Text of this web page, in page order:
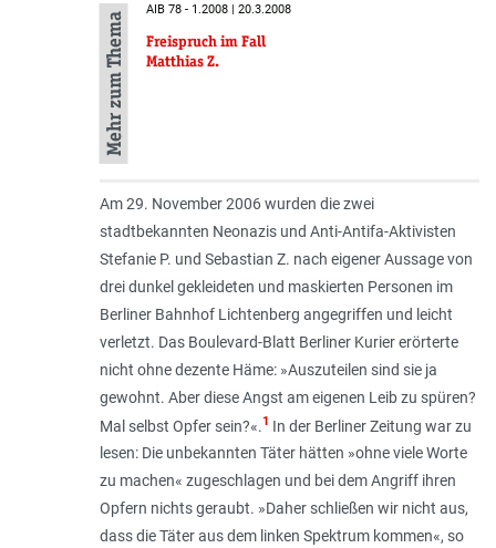
Mehr zum Thema
AIB 78 - 1.2008 | 20.3.2008
Freispruch im Fall
Matthias Z.
Am 29. November 2006 wurden die zwei
stadtbekannten Neonazis und Anti-Antifa-Aktivisten
Stefanie P. und Sebastian Z. nach eigener Aussage von
drei dunkel gekleideten und maskierten Personen im
Berliner Bahnhof Lichtenberg angegriffen und leicht
verletzt. Das Boulevard-Blatt Berliner Kurier erörterte
nicht ohne dezente Häme: »Auszuteilen sind sie ja
gewohnt. Aber diese Angst am eigenen Leib zu spüren?
Mal selbst Opfer sein?«.1 In der Berliner Zeitung war zu
lesen: Die unbekannten Täter hätten »ohne viele Worte
zu machen« zugeschlagen und bei dem Angriff ihren
Opfern nichts geraubt. »Daher schließen wir nicht aus,
dass die Täter aus dem linken Spektrum kommen«, so